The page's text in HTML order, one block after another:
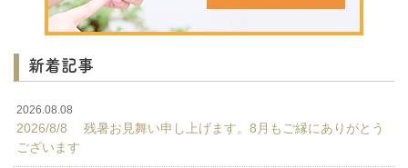
新着記事
2026.08.08
2026/8/8 残暑お見舞い申し上げます。8月もご縁にありがとう
ございます